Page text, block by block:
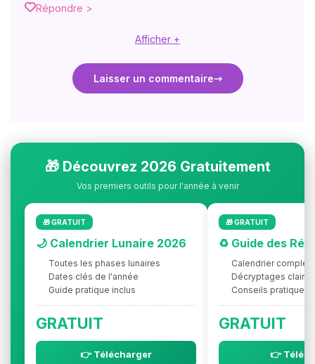
Répondre >
Afficher +
Laisser un commentaire
🎁 Découvrez 2026 Gratuitement
Vos premiers outils pour l'année à venir
🎁 GRATUIT
🌙 Calendrier Lunaire 2026
Toutes les phases lunaires
Dates clés de l'année
Guide pratique inclus
GRATUIT
👉 Télécharger
🎁 GRATUIT
♻️ Guide des
Calendrier complet
Décryptages clairs
Conseils pratiques
GRATUIT
👉